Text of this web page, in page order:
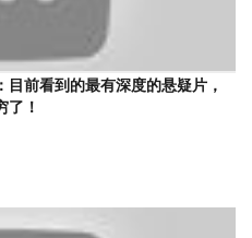
目前看到的最有深度的悬疑片，
了！